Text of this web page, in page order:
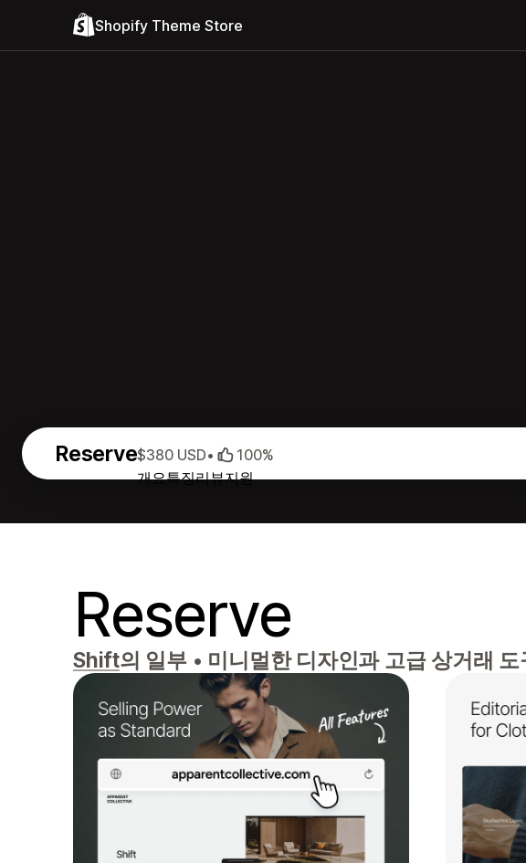
Shopify Theme Store
Reserve
개요특징리뷰지원
$380 USD• 100%
Reserve
Shift의 일부 • 미니멀한 디자인과 고급 상거래